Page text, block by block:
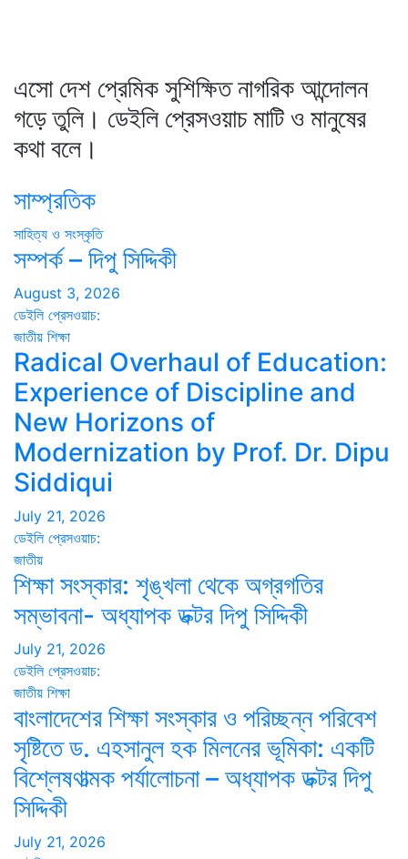
এসো দেশ প্রেমিক সুশিক্ষিত নাগরিক আন্দোলন
গড়ে তুলি। ডেইলি প্রেসওয়াচ মাটি ও মানুষের
কথা বলে।
সাম্প্রতিক
সাহিত্য ও সংস্কৃতি
সম্পর্ক – দিপু সিদ্দিকী
August 3, 2026
ডেইলি প্রেসওয়াচ:
জাতীয় শিক্ষা
Radical Overhaul of Education:
Experience of Discipline and
New Horizons of
Modernization by Prof. Dr. Dipu
Siddiqui
July 21, 2026
ডেইলি প্রেসওয়াচ:
জাতীয়
শিক্ষা সংস্কার: শৃঙ্খলা থেকে অগ্রগতির
সম্ভাবনা- অধ্যাপক ডক্টর দিপু সিদ্দিকী
July 21, 2026
ডেইলি প্রেসওয়াচ:
জাতীয় শিক্ষা
বাংলাদেশের শিক্ষা সংস্কার ও পরিচ্ছন্ন পরিবেশ
সৃষ্টিতে ড. এহসানুল হক মিলনের ভূমিকা: একটি
বিশ্লেষণাত্মক পর্যালোচনা – অধ্যাপক ডক্টর দিপু
সিদ্দিকী
July 21, 2026